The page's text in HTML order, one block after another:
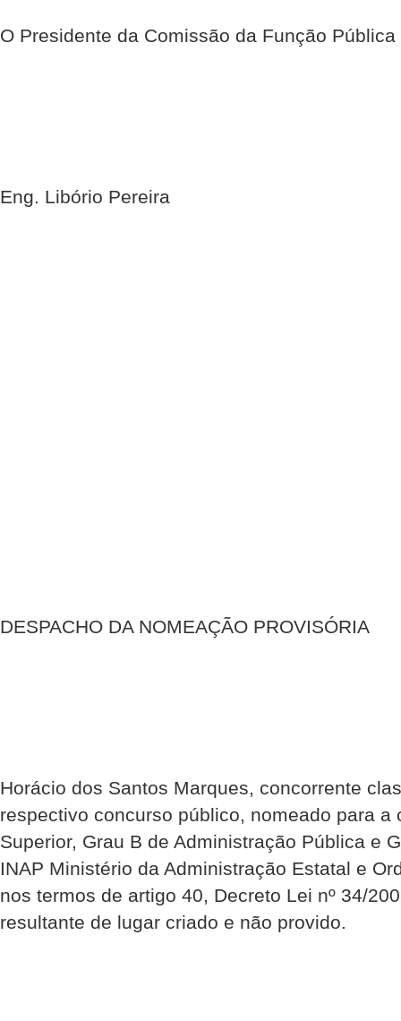
O Presidente da Comissão da Função Pública
Eng. Libório Pereira
DESPACHO DA NOMEAÇÃO PROVISÓRIA
Horácio dos Santos Marques, concorrente
respectivo concurso público, nomeado para a
Superior, Grau B de Administração Pública e
INAP Ministério da Administração Estatal e
nos termos de artigo 40, Decreto Lei nº 34/
resultante de lugar criado e não provido.